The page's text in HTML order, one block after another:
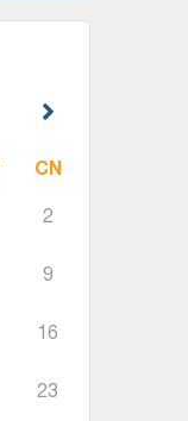
CN
2
9
16
23